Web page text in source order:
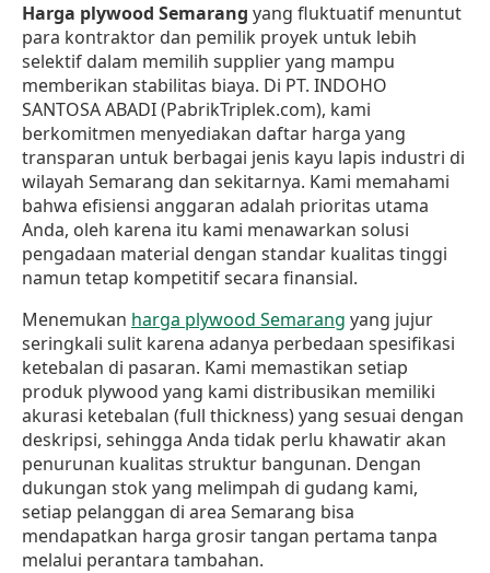
Harga plywood Semarang yang fluktuatif menuntut
para kontraktor dan pemilik proyek untuk lebih
selektif dalam memilih supplier yang mampu
memberikan stabilitas biaya. Di PT. INDOHO
SANTOSA ABADI (PabrikTriplek.com), kami
berkomitmen menyediakan daftar harga yang
transparan untuk berbagai jenis kayu lapis industri di
wilayah Semarang dan sekitarnya. Kami memahami
bahwa efisiensi anggaran adalah prioritas utama
Anda, oleh karena itu kami menawarkan solusi
pengadaan material dengan standar kualitas tinggi
namun tetap kompetitif secara finansial.
Menemukan harga plywood Semarang yang jujur
seringkali sulit karena adanya perbedaan spesifikasi
ketebalan di pasaran. Kami memastikan setiap
produk plywood yang kami distribusikan memiliki
akurasi ketebalan (full thickness) yang sesuai dengan
deskripsi, sehingga Anda tidak perlu khawatir akan
penurunan kualitas struktur bangunan. Dengan
dukungan stok yang melimpah di gudang kami,
setiap pelanggan di area Semarang bisa
mendapatkan harga grosir tangan pertama tanpa
melalui perantara tambahan.